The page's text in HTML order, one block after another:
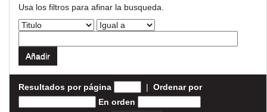
Usa los filtros para afinar la busqueda.
Resultados por página | Ordenar por
En orden